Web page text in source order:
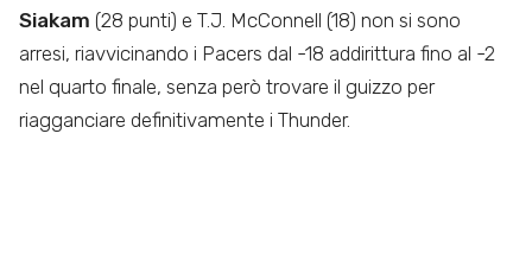
Siakam (28 punti) e T.J. McConnell (18) non si sono
arresi, riavvicinando i Pacers dal -18 addirittura fino al -2
nel quarto finale, senza però trovare il guizzo per
riagganciare definitivamente i Thunder.